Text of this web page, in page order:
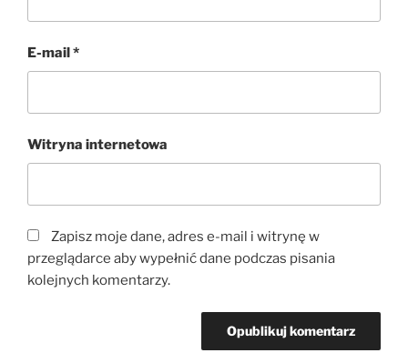
E-mail*
Witryna internetowa
Zapisz moje dane, adres e-mail i witrynę w
przeglądarce aby wypełnić dane podczas pisania
kolejnych komentarzy.